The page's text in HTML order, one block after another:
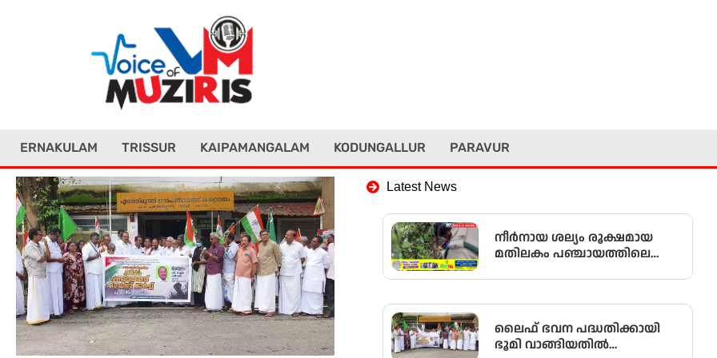
ERNAKULAM TRISSUR KAIPAMANGALAM KODUNGALLUR PARAVUR
Latest News
നീർനായ ശല്യം രൂക്ഷമായ
മതിലകം പഞ്ചായത്തിലെ
മത്സ്യകർഷകർക്ക്
ആശ്വാസമായി വനംവകുപ്പ്
കുളങ്ങളിൽ കൂടുകൾ
സ്ഥാപിച്ചു.
ലൈഫ് ഭവന പദ്ധതിക്കായി
ഭൂമി വാങ്ങിയതിൽ